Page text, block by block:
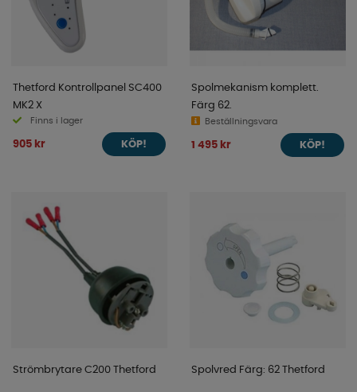
Thetford Kontrollpanel SC400
MK2 X
Finns i lager
905 kr KÖP!
Spolmekanism komplett.
Färg 62.
Beställningsvara
1 495 kr KÖP!
Strömbrytare C200 Thetford Spolvred Färg: 62 Thetford